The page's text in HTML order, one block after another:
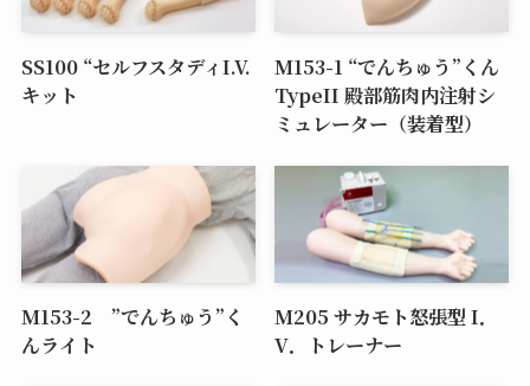
SS100 “セルフスタディI.V.
キット
M153-1 “でんちゅう”くん
TypeII 殿部筋肉内注射シ
ミュレーター（装着型）
M153-2 ”でんちゅう”く
んライト
M205 サカモト怒張型 I．
V．トレーナー